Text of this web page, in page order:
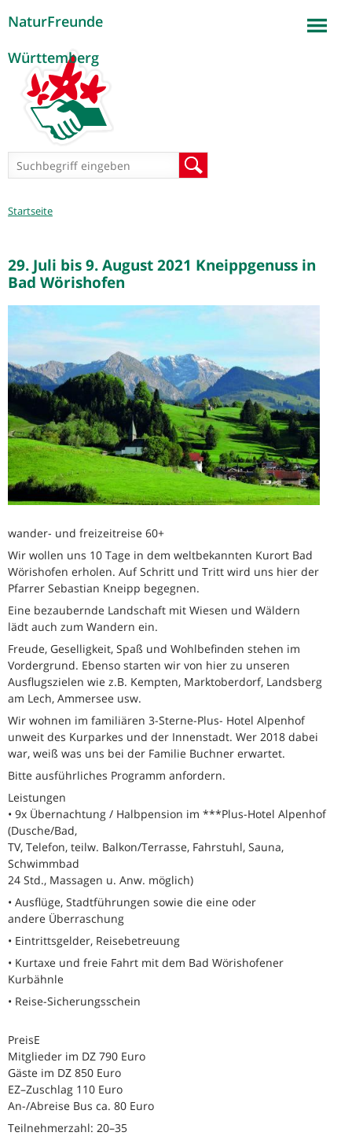
NaturFreunde
Württemberg
Suchformular
Sie
Startseite
29. Juli bis 9. August 2021 Kneippgenuss in
Bad Wörishofen
wander- und freizeitreise 60+
Wir wollen uns 10 Tage in dem weltbekannten Kurort Bad
Wörishofen erholen. Auf Schritt und Tritt wird uns hier der
Pfarrer Sebastian Kneipp begegnen.
Eine bezaubernde Landschaft mit Wiesen und Wäldern
lädt auch zum Wandern ein.
Freude, Geselligkeit, Spaß und Wohlbefinden stehen im
Vordergrund. Ebenso starten wir von hier zu unseren
Ausflugszielen wie z.B. Kempten, Marktoberdorf, Landsberg
am Lech, Ammersee usw.
Wir wohnen im familiären 3-Sterne-Plus- Hotel Alpenhof
unweit des Kurparkes und der Innenstadt. Wer 2018 dabei
war, weiß was uns bei der Familie Buchner erwartet.
Bitte ausführliches Programm anfordern.
Leistungen
• 9x Übernachtung / Halbpension im ***Plus-Hotel Alpenhof
(Dusche/Bad,
TV, Telefon, teilw. Balkon/Terrasse, Fahrstuhl, Sauna,
Schwimmbad
24 Std., Massagen u. Anw. möglich)
• Ausflüge, Stadtführungen sowie die eine oder
andere Überraschung
• Eintrittsgelder, Reisebetreuung
• Kurtaxe und freie Fahrt mit dem Bad Wörishofener
Kurbähnle
• Reise-Sicherungsschein
PreisE
Mitglieder im DZ 790 Euro
Gäste im DZ 850 Euro
EZ–Zuschlag 110 Euro
An-/Abreise Bus ca. 80 Euro
Teilnehmerzahl: 20–35